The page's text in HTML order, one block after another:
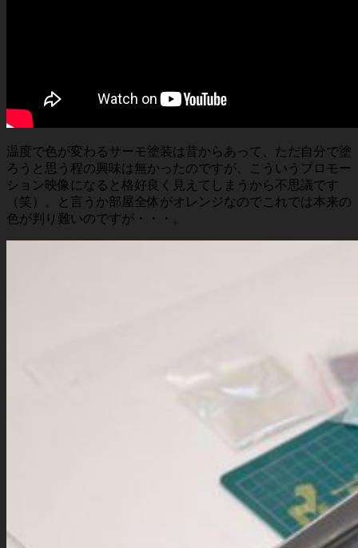
温度で色が変わるサーモ塗装は昔からあって、ただ自分で塗
ろうと思う程の興味は無かったのですが、こういうプロモー
ション映像になると格好良く見えてしまうから不思議です
（笑）。と言うか部屋全体がオレンジなのでこれでは本来の
色が判り難いのですが・・・。